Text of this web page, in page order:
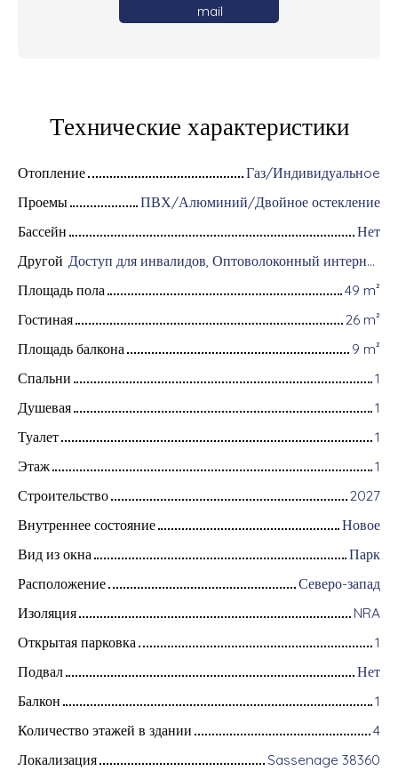
mail
Технические характеристики
Отопление
Газ/Индивидуальнoe
Проемы
ПВХ/Алюминий/Двойное остекление
Бассейн
Нет
Другой
Доступ для инвалидов, Оптоволоконный интернет, Интерком, Хранение велосипедов, Видеофон, Электрические жалюзи
Площадь пола
49 m²
Гостиная
26 m²
Площадь балкона
9 m²
Спальни
1
Душевая
1
Туалет
1
Этаж
1
Строительство
2027
Внутреннее состояние
Новое
Вид из окна
Парк
Расположение
Северо-запад
Изоляция
NRA
Открытая парковка
1
Подвал
Нет
Балкон
1
Количество этажей в здании
4
Локализация
Sassenage 38360